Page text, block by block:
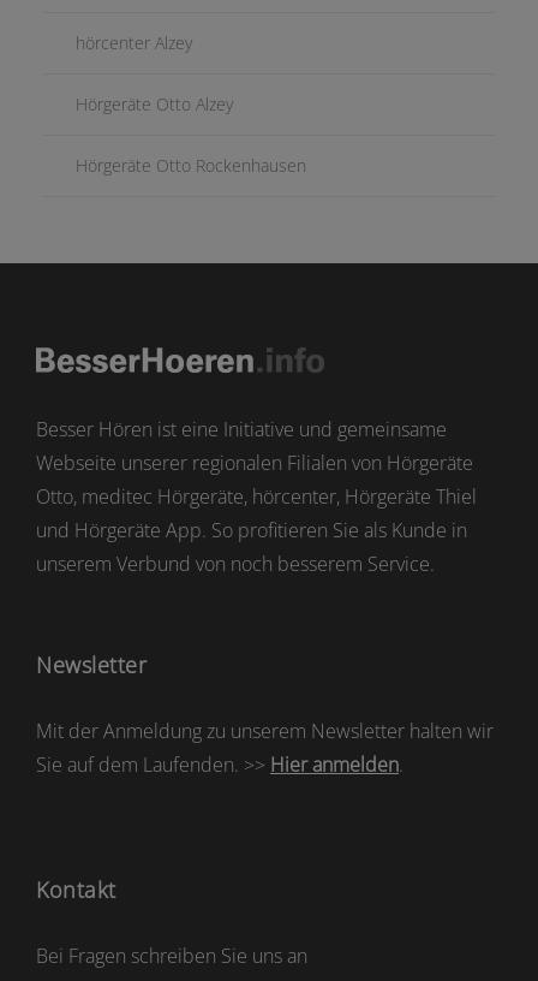
hörcenter Alzey
Hörgeräte Otto Alzey
Hörgeräte Otto Rockenhausen
Besser Hören ist eine Initiative und gemeinsame
Webseite unserer regionalen Filialen von Hörgeräte
Otto, meditec Hörgeräte, hörcenter, Hörgeräte Thiel
und Hörgeräte App. So profitieren Sie als Kunde in
unserem Verbund von noch besserem Service.
Newsletter
Mit der Anmeldung zu unserem Newsletter halten wir
Sie auf dem Laufenden. >> Hier anmelden.
Kontakt
Bei Fragen schreiben Sie uns an